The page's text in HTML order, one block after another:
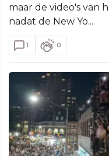
maar de video's van
nadat de New Yo...
1 0